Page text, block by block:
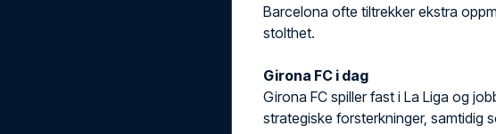
Barcelona ofte tiltrekker ekstra
stolthet.
Girona FC i dag
Girona FC spiller fast i La Liga og
strategiske forsterkninger, samtidig